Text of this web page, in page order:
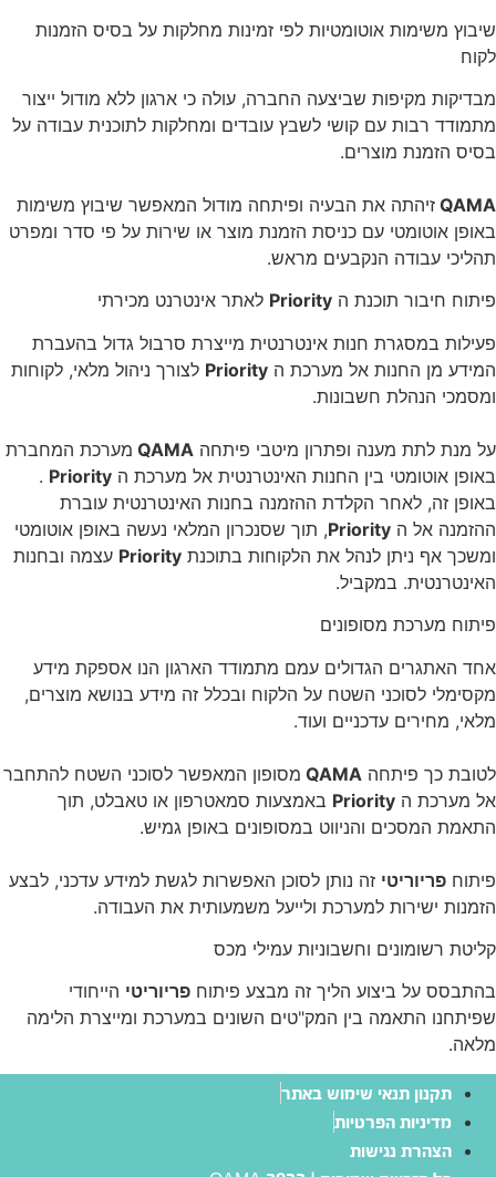
שיבוץ משימות אוטומטיות לפי זמינות מחלקות על בסיס הזמנות
לקוח
מבדיקות מקיפות שביצעה החברה, עולה כי ארגון ללא מודול ייצור
מתמודד רבות עם קושי לשבץ עובדים ומחלקות לתוכנית עבודה על
בסיס הזמנת מוצרים.
QAMA זיהתה את הבעיה ופיתחה מודול המאפשר שיבוץ משימות
באופן אוטומטי עם כניסת הזמנת מוצר או שירות על פי סדר ומפרט
תהליכי עבודה הנקבעים מראש.
פיתוח חיבור תוכנת ה Priority לאתר אינטרנט מכירתי
פעילות במסגרת חנות אינטרנטית מייצרת סרבול גדול בהעברת
המידע מן החנות אל מערכת ה Priority לצורך ניהול מלאי, לקוחות
ומסמכי הנהלת חשבונות.
על מנת לתת מענה ופתרון מיטבי פיתחה QAMA מערכת המחברת
באופן אוטומטי בין החנות האינטרנטית אל מערכת ה Priority
.
באופן זה, לאחר הקלדת ההזמנה בחנות האינטרנטית עוברת
ההזמנה אל ה Priority, תוך שסנכרון המלאי נעשה באופן אוטומטי
ומשכך אף ניתן לנהל את הלקוחות בתוכנת Priority עצמה ובחנות
האינטרנטית. במקביל.
פיתוח מערכת מסופונים
אחד האתגרים הגדולים עמם מתמודד הארגון הנו אספקת מידע
מקסימלי לסוכני השטח על הלקוח ובכלל זה מידע בנושא מוצרים,
מלאי, מחירים עדכניים ועוד.
לטובת כך פיתחה QAMA מסופון המאפשר לסוכני השטח להתחבר
אל מערכת ה Priority באמצעות סמאטרפון או טאבלט, תוך
התאמת המסכים והניווט במסופונים באופן גמיש.
פיתוח פריוריטי זה נותן לסוכן האפשרות לגשת למידע עדכני, לבצע
הזמנות ישירות למערכת ולייעל משמעותית את העבודה.
קליטת רשומונים וחשבוניות עמילי מכס
בהתבסס על ביצוע הליך זה מבצע פיתוח פריוריטי הייחודי
שפיתחנו התאמה בין המק"טים השונים במערכת ומייצרת הלימה
מלאה.
תקנון תנאי שימוש באתר
מדיניות הפרטיות
הצהרת נגישות